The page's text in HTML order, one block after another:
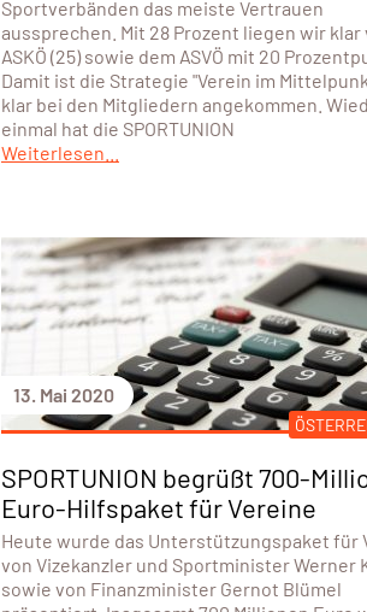
Sportverbänden das meiste Vertrauen
aussprechen. Mit 28 Prozent liegen wir klar
ASKÖ (25) sowie dem ASVÖ mit 20
Damit ist die Strategie "Verein im
klar bei den Mitgliedern angekommen.
einmal hat die SPORTUNION
Weiterlesen...
13. Mai 2020
SPORTUNION begrüßt 700-
Euro-Hilfspaket für Vereine
Heute wurde das Unterstützungspaket für
von Vizekanzler und Sportminister Werner
sowie von Finanzminister Gernot Blümel